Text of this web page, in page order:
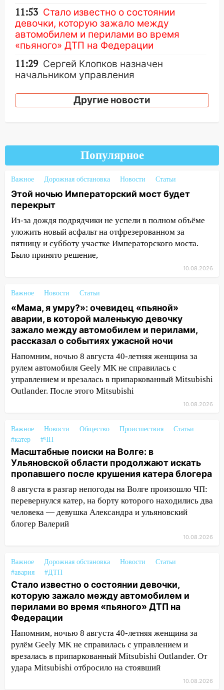
11:53 Стало известно о состоянии
девочки, которую зажало между
автомобилем и перилами во время
«пьяного» ДТП на Федерации
11:29 Сергей Клопков назначен
начальником управления
контроля администрации Ульяновска
11:05 12 человек погибли и 39 получили
ранения после атаки беспилотников на
Нижнекамск
10:51
В Ульяновской области
перехвачены четыре беспилотника
10:15
Соцсети: мотоциклист врезался в
«Калину» в Новом городе
10:11 Во время атаки беспилотников в
Нижнекамске погибли люди: в
месячной нормы осадков и упало 111
деревьев в Ульяновске
10:00 В Кузоватово ураганный ветер
повредил кровли районного дома
культуры и школы
09:20 Момент падения дерева на
машину в Ульяновске попал на видео
09:16 Утро ульяновских водителей
началось с «глухой» пробки на старом
09:10
Соцсети: на Московском шоссе в
Ульяновске произошла авария
08:02 В Ульяновске во время
диспансеризации у 26-летнего парня
выявили онкологию
07:00 Прохладная ночь и ветреный
день: прогноз погоды в Ульяновске 10
августа
потопы и падающие деревья
парализовали Ульяновскую область: ЧП
за выходные
05:50 Пять украденных лошадей и
смертельная драка
05:00 Боль, скованность и старение
дисков: как повседневные привычки
незаметно разрушают наш позвоночник
03:00 День скрытых ловушек и
внезапных подарков судьбы: гороскоп
Другие новости
Популярное
Важное Дорожная обстановка Новости Статьи
Этой ночью Императорский мост будет
перекрыт
Из-за дождя подрядчики не успели в полном объёме
уложить новый асфальт на отфрезерованном за
пятницу и субботу участке Императорского моста.
Было принято решение,
10.08.2026
Важное Новости Статьи
«Мама, я умру?»: очевидец «пьяной»
аварии, в которой маленькую девочку
зажало между автомобилем и перилами,
рассказал о событиях ужасной ночи
Напомним, ночью 8 августа 40-летняя женщина за
рулем автомобиля Geely MK не справилась с
управлением и врезалась в припаркованный Mitsubishi
Outlander. После этого Mitsubishi
10.08.2026
Важное Новости Общество Происшествия
Статьи
#катер
#ЧП
Масштабные поиски на Волге: в
Ульяновской области продолжают искать
пропавшего после крушения катера блогера
8 августа в разгар непогоды на Волге произошло ЧП:
перевернулся катер, на борту которого находились два
человека — девушка Александра и ульяновский
блогер Валерий
10.08.2026
Важное Дорожная обстановка Новости
Статьи
#авария
#ДТП
Стало известно о состоянии девочки,
которую зажало между автомобилем и
перилами во время «пьяного» ДТП на
Федерации
Напомним, ночью 8 августа 40-летняя женщина за
рулём Geely MK не справилась с управлением и
врезалась в припаркованный Mitsubishi Outlander. От
удара Mitsubishi отбросило на стоявший
10.08.2026